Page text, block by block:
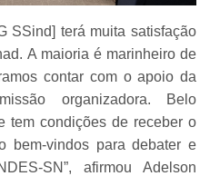
SSind] terá muita satisfação
A maioria é marinheiro de
contar com o apoio da
organizadora. Belo
tem condições de receber o
bem-vindos para debater e
SN”, afirmou Adelson